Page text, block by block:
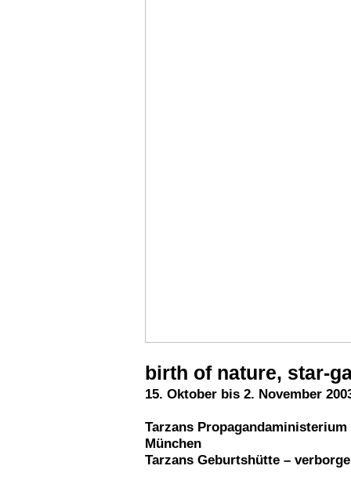
birth of nature, star-
15. Oktober bis 2. November
Tarzans
München
Tarzans Geburtshütte –